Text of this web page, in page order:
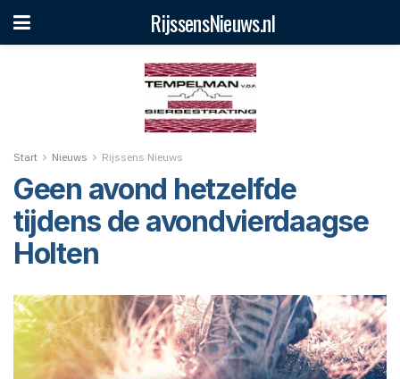
RijssensNieuws.nl
Start Nieuws Rijssens Nieuws
Geen avond hetzelfde
tijdens de avondvierdaagse
Holten